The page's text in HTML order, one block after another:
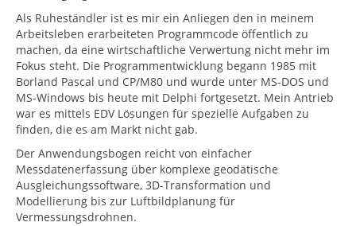
Als Ruheständler ist es mir ein Anliegen den in meinem
Arbeitsleben erarbeiteten Programmcode öffentlich zu
machen, da eine wirtschaftliche Verwertung nicht mehr im
Fokus steht. Die Programmentwicklung begann 1985 mit
Borland Pascal und CP/M80 und wurde unter MS-DOS und
MS-Windows bis heute mit Delphi fortgesetzt. Mein Antrieb
war es mittels EDV Lösungen für spezielle Aufgaben zu
finden, die es am Markt nicht gab.
Der Anwendungsbogen reicht von einfacher
Messdatenerfassung über komplexe geodätische
Ausgleichungssoftware, 3D-Transformation und
Modellierung bis zur Luftbildplanung für
Vermessungsdrohnen.